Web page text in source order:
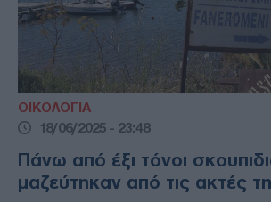
ΟΙΚΟΛΟΓΙΑ
18/06/2025 - 23:48
Πάνω από έξι τόνοι
μαζεύτηκαν από τις ακτές